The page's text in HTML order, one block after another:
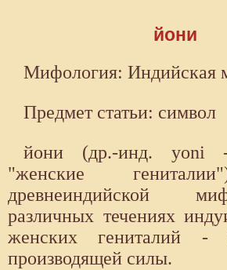
йони
Мифология: Индийская
Предмет статьи: символ
йони (др.-инд. yoni -
"женские
древнеиндийской
различных течениях
женских гениталий -
производящей силы.